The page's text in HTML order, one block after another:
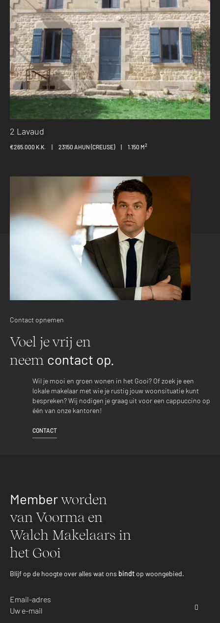
2 Lavaud
€265.000 K.K. | 23150 AHUN (CREUSE) | 1.150 M2
Contact opnemen
Voel je vrij en
neem contact op.
Wil je mooi en groen wonen in het Gooi? Of zoek je een
lokale makelaar met wie je rustig jouw woonsituatie kunt
bespreken? Wij nodigen je graag uit voor een cappuccino op
één van onze kantoren!
CONTACT
Memberworden
van Voorma en
Walch Makelaars in
het Gooi
Blijf op de hoogte over alles wat ons bindtop woongebied.
Email-adres